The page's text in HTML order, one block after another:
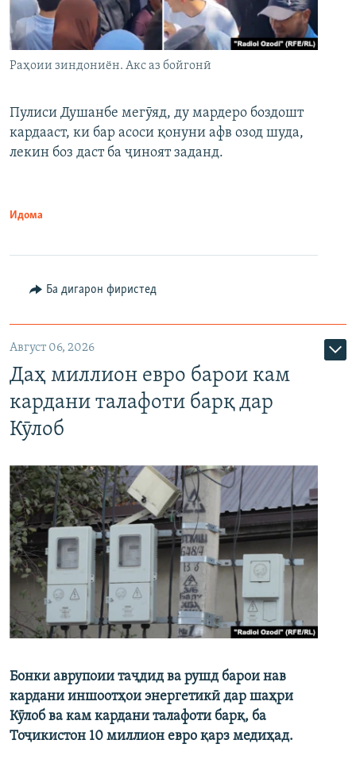
Раҳоии зиндониён. Акс аз бойгонӣ
Пулиси Душанбе мегӯяд, ду мардеро боздошт
кардааст, ки бар асоси қонуни афв озод шуда,
лекин боз даст ба ҷиноят заданд.
Идома
Ба дигарон фиристед
Август 06, 2026
Даҳ миллион евро барои кам
кардани талафоти барқ дар
Кӯлоб
Бонки аврупоии таҷдид ва рушд барои нав
кардани иншоотҳои энергетикӣ дар шаҳри
Кӯлоб ва кам кардани талафоти барқ, ба
Тоҷикистон 10 миллион евро қарз медиҳад.